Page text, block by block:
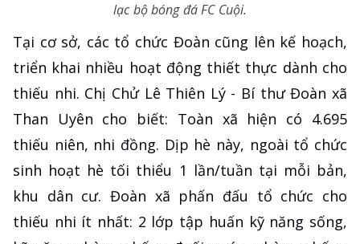
lạc bộ bóng đá FC Cuội.
Tại cơ sở, các tổ chức Đoàn cũng lên kế hoạch,
triển khai nhiều hoạt động thiết thực dành cho
thiếu nhi. Chị Chử Lê Thiên Lý - Bí thư Đoàn xã
Than Uyên cho biết: Toàn xã hiện có 4.695
thiếu niên, nhi đồng. Dịp hè này, ngoài tổ chức
sinh hoạt hè tối thiểu 1 lần/tuần tại mỗi bản,
khu dân cư. Đoàn xã phấn đấu tổ chức cho
thiếu nhi ít nhất: 2 lớp tập huấn kỹ năng sống,